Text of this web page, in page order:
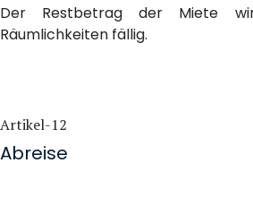
Der Restbetrag der Miete
Räumlichkeiten fällig.
Artikel-12
Abreise